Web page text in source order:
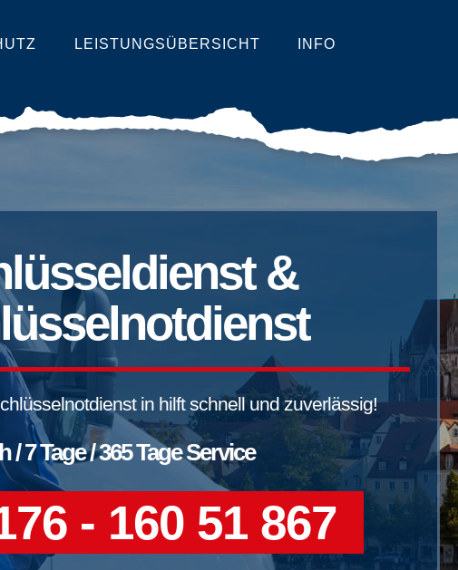
LEISTUNGSÜBERSICHT INFO
&
in hilft schnell und zuverlässig!
/ 7 Tage / 365 Tage Service
- 160 51 867